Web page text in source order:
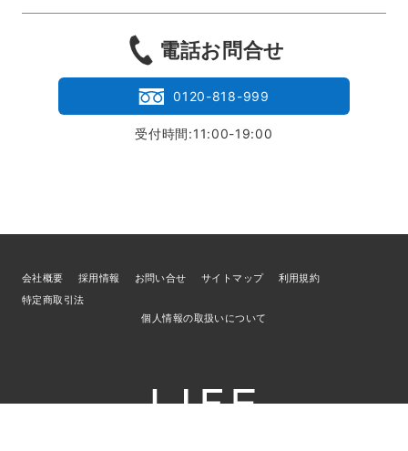
電話お問合せ
0120-818-999
受付時間:11:00-19:00
会社概要 採用情報 お問い合せ サイトマップ
利用規約
特定商取引法
個人情報の取扱いについて